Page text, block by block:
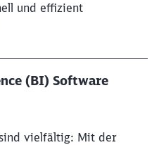
und effizient
(BI) Software
vielfältig: Mit der